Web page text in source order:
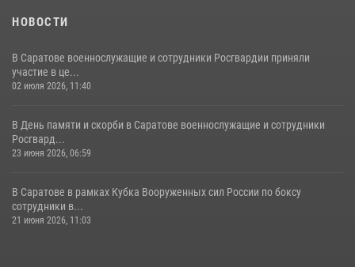
НОВОСТИ
В Саратове военнослужащие и сотрудники Росгвардии приняли
участие в це...
02 июля 2026, 11:40
В День памяти и скорби в Саратове военнослужащие и сотрудники
Росгвард...
23 июня 2026, 06:59
В Саратове в рамках Кубка Вооруженных сил России по боксу
сотрудники в...
21 июня 2026, 11:03